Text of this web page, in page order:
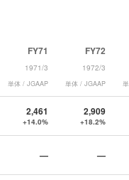
FY71
1971/3
単体 / JGAAP
FY72
1972/3
単体 / JGAAP
2,461
+14.0%
2,909
+18.2%
— —